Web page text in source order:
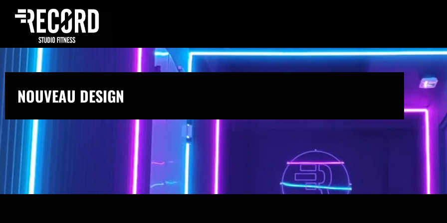
NOUVEAU DESIGN